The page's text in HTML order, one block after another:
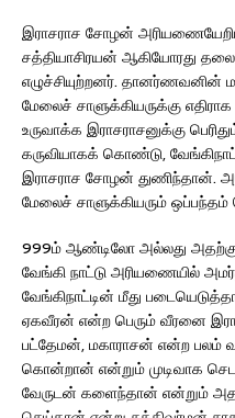
இராசராச சோழன்
சத்தியாசிரயன் ஆகியோரது
எழுச்சியுற்றனர். தானர்ணவனின்
மேலைச் சாளுக்கியருக்கு
உருவாக்க இராசராசனுக்கு
கருவியாகக் கொண்டு,
இராசராச சோழன் துணிந்தான்.
மேலைச் சாளுக்கியரும்
999ம் ஆண்டிலோ அல்லது
வேங்கி நாட்டு அரியணையில்
வேங்கிநாட்டின் மீது
ஏகவீரன் என்ற பெரும் வீரனை
பட்தேமன், மகாராசன் என்ற பலம்
கொன்றான் என்றும் முடிவாக
வேருடன் களைந்தான் என்றும்